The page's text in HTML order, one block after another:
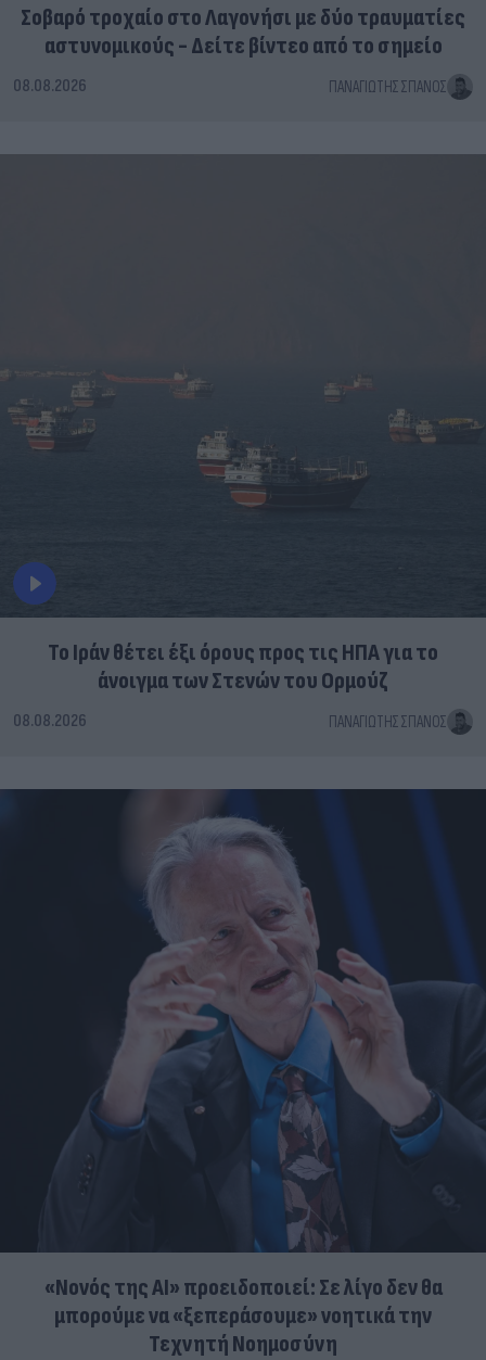
Σοβαρό τροχαίο στο Λαγονήσι με δύο τραυματίες
αστυνομικούς - Δείτε βίντεο από το σημείο
08.08.2026 ΠΑΝΑΓΙΏΤΗΣ ΣΠΑΝΌΣ
Το Ιράν θέτει έξι όρους προς τις ΗΠΑ για το
άνοιγμα των Στενών του Ορμούζ
08.08.2026 ΠΑΝΑΓΙΏΤΗΣ ΣΠΑΝΌΣ
«Νονός της AI» προειδοποιεί: Σε λίγο δεν θα
μπορούμε να «ξεπεράσουμε» νοητικά την
Τεχνητή Νοημοσύνη